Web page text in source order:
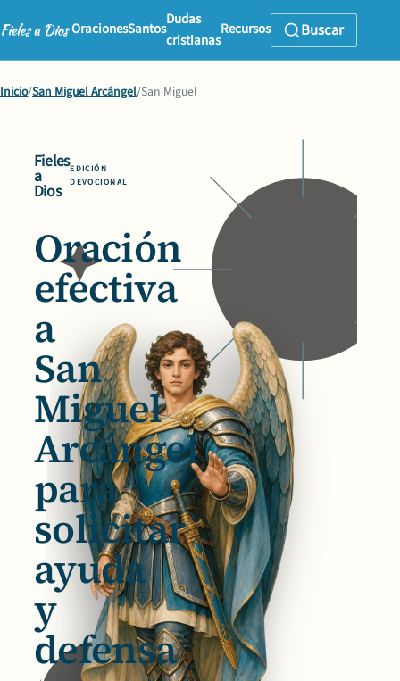
OracionesSantos
Dudas
cristianas
Recursos Buscar
Inicio/San Miguel Arcángel/San Miguel
Fieles
a
Dios
EDICIÓN
DEVOCIONAL
Oración
efectiva
a
San
Miguel
Arcángel
para
solicitar
ayuda
y
defensa